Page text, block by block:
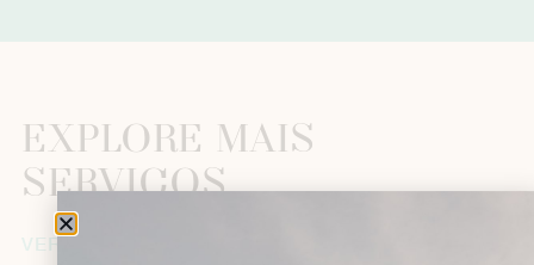
EXPLORE MAIS
SERVIÇOS
VER TODOS